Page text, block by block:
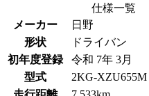
仕様一覧
メーカー
日野
形状
ドライバン
初年度登録
令和 7年 3月
型式
2KG-XZU655M